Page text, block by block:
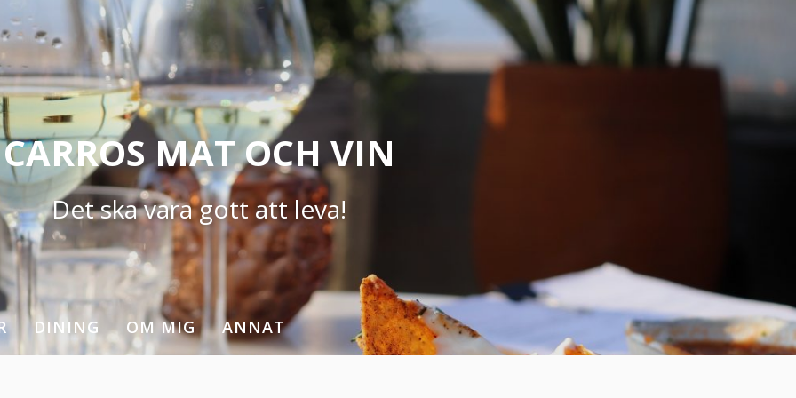
CARROS MAT OCH VIN
Det ska vara gott att leva!
DINING OM MIG ANNAT